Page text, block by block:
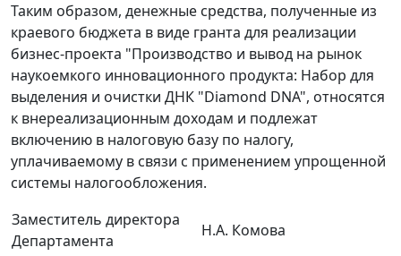
Таким образом, денежные средства, полученные из
краевого бюджета в виде гранта для реализации
бизнес-проекта "Производство и вывод на рынок
наукоемкого инновационного продукта: Набор для
выделения и очистки ДНК "Diamond DNA", относятся
к внереализационным доходам и подлежат
включению в налоговую базу по налогу,
уплачиваемому в связи с применением упрощенной
системы налогообложения.
Заместитель директора
Департамента
Н.А. Комова